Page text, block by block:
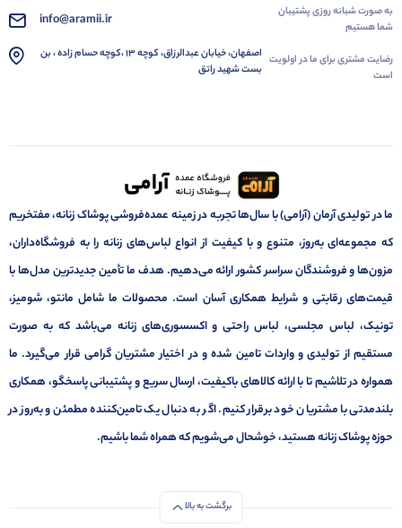
به صورت شبانه روزی پشتیبان
شما هستیم
رضایت مشتری برای ما در اولویت
است
info@aramii.ir
اصفهان، خیابان عبدالرزاق، کوچه 13 ،کوچه حسام زاده ، بن
بست شهید راتق
ما در تولیدی آرمان (آرامی) با سال‌ها تجربه در زمینه عمده‌فروشی پوشاک زنانه، مفتخریم
که مجموعه‌ای به‌روز، متنوع و با کیفیت از انواع لباس‌های زنانه را به فروشگاه‌داران،
مزون‌ها و فروشندگان سراسر کشور ارائه می‌دهیم. هدف ما تأمین جدیدترین مدل‌ها با
قیمت‌های رقابتی و شرایط همکاری آسان است. محصولات ما شامل مانتو، شومیز،
تونیک، لباس مجلسی، لباس راحتی و اکسسوری‌های زنانه می‌باشد که به صورت
مستقیم از تولیدی و واردات تامین شده و در اختیار مشتریان گرامی قرار می‌گیرد. ما
همواره در تلاشیم تا با ارائه کالاهای باکیفیت، ارسال سریع و پشتیبانی پاسخگو، همکاری
بلندمدتی با مشتریان خود برقرار کنیم. اگر به دنبال یک تامین‌کننده مطمئن و به‌روز در
حوزه پوشاک زنانه هستید، خوشحال می‌شویم که همراه شما باشیم.
برگشت به بالا